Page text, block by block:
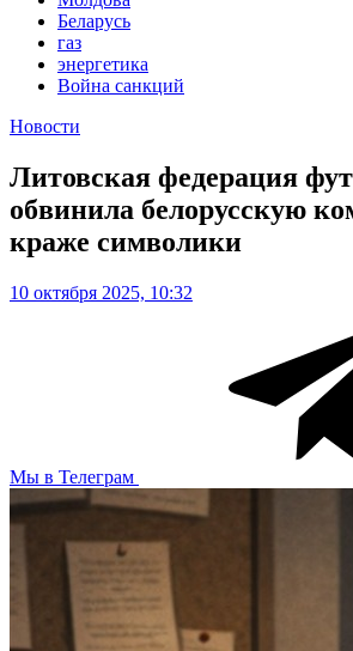
Беларусь
газ
энергетика
Война санкций
Новости
Литовская федерация
обвинила белорусскую
краже символики
10 октября 2025, 10:32
Мы в Телеграм